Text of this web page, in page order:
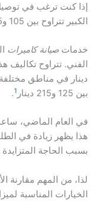
إذا كنت ترغب في
الكبير تتراوح بين 105 و195 دينار.
خدمات صيانة كاميرات
دينار في مناطق
بين 125 و215 دينار
1
.
هذا يظهر زيادة في
بسبب الحاجة المتزايدة
لذا، من المهم مقارنة
الخيارات المناسبة